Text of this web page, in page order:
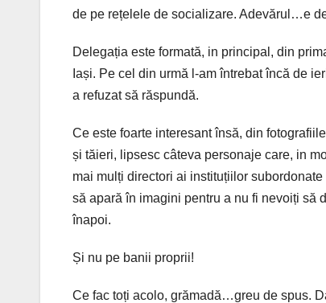
de pe rețelele de socializare. Adevărul…e
Delegația este formată, in principal, din
Iași. Pe cel din urmă l-am întrebat încă de
a refuzat să răspundă.
Ce este foarte interesant însă, din
și tăieri, lipsesc câteva personaje care, in
mai mulți directori ai instituțiilor
să apară în imagini pentru a nu fi nevoiți să
înapoi.
Și nu pe banii proprii!
Ce fac toți acolo, grămadă…greu de spus.